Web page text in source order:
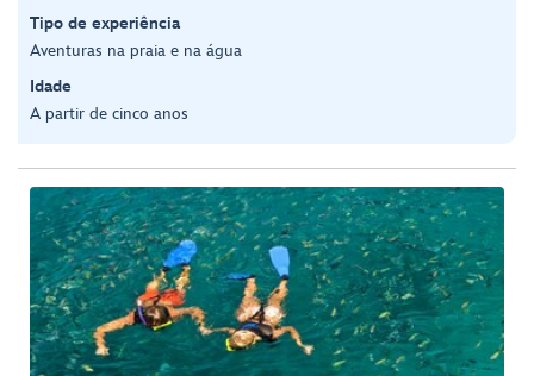
Tipo de experiência
Aventuras na praia e na água
Idade
A partir de cinco anos